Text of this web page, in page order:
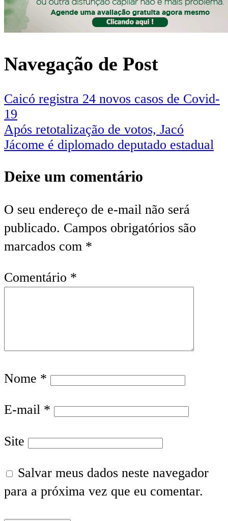
Navegação de Post
Caicó registra 24 novos casos de Covid-
19
Após retotalização de votos, Jacó
Jácome é diplomado deputado estadual
Deixe um comentário
O seu endereço de e-mail não será
publicado. Campos obrigatórios são
marcados com *
Comentário *
Nome *
E-mail *
Site
Salvar meus dados neste navegador
para a próxima vez que eu comentar.